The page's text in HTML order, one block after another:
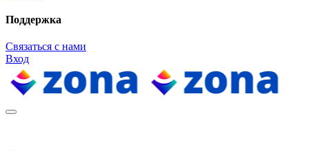
Поддержка
Связаться с нами
Вход